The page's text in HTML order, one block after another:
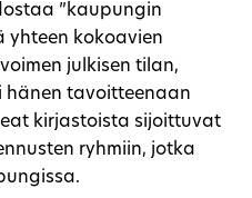
”kaupungin
yhteen kokoavien
julkisen tilan,
hänen tavoitteenaan
kirjastoista sijoittuvat
ryhmiin, jotka